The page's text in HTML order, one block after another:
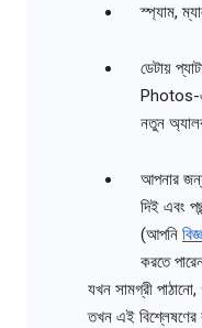
স্প্যাম,
ডেটায়
Photos-এ
নতুন
আপনার
দিই এবং
(আপনি
করতে
যখন সামগ্রী
তখন এই বিশ্লেষণের